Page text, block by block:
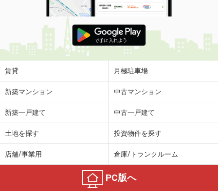
賃貸 月極駐車場
新築マンション 中古マンション
新築一戸建て 中古一戸建て
土地を探す 投資物件を探す
店舗/事業用 倉庫/トランクルーム
PC版へ